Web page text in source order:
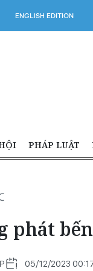
ENGLISH EDITION
PHÁP LUẬT
phát
05/12/2023